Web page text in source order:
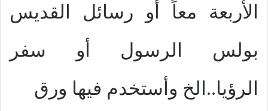
الأربعة معاً أو رسائل القديس
بولس الرسول أو سفر
الرؤيا..الخ وأستخدم فيها ورق